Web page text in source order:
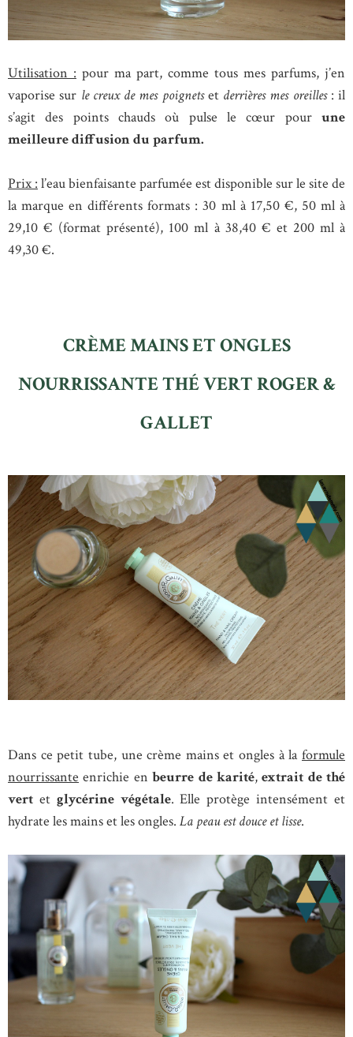
Utilisation : pour ma part, comme tous mes parfums, j’en
vaporise sur le creux de mes poignetset derrières mes oreilles: il
s’agit des points chauds où pulse le cœur pour une
meilleure diffusion du parfum.
Prix : l’eau bienfaisante parfumée est disponible sur le site de
la marque en différents formats : 30 ml à 17,50 €, 50 ml à
29,10 € (format présenté), 100 ml à 38,40 € et 200 ml à
49,30 €.
CRÈME MAINS ET ONGLES
NOURRISSANTE THÉ VERT ROGER &
GALLET
Dans ce petit tube, une crème mains et ongles à la formule
nourrissante enrichie enbeurre de karité,extrait de thé
vert et glycérine végétale. Elle protège intensément et
hydrate les mains et les ongles. La peau est douce et lisse.